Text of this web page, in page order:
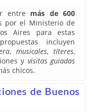
entre más de 600
por el Ministerio de
Aires para estas
incluyen
, musicales, títeres,
y visitas guiadas
chicos.
de Buenos